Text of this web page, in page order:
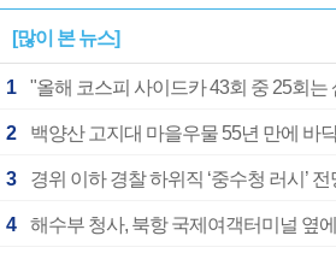
[많이 본 뉴스]
1 "올해 코스피 사이드카 43회 중 25회는
2 백양산 고지대 마을우물 55년 만에 바
3 경위 이하 경찰 하위직 ‘중수청 러시’
4 해수부 청사, 북항 국제여객터미널 옆